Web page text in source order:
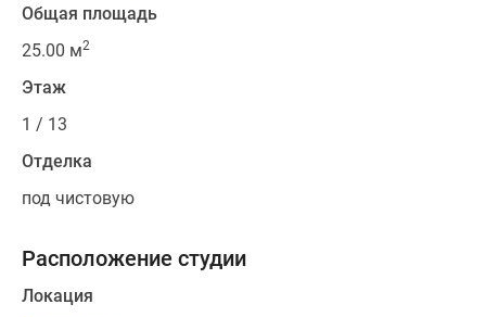
Общая площадь
25.00 м2
Этаж
1 / 13
Отделка
под чистовую
Расположение студии
Локация